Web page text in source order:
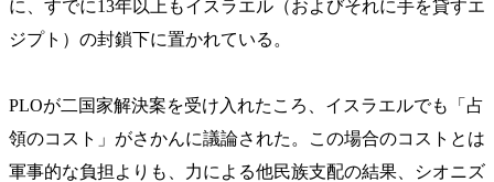
に、すでに13年以上もイスラエル（およびそれに手を貸すエ
ジプト）の封鎖下に置かれている。
PLOが二国家解決案を受け入れたころ、イスラエルでも「占
領のコスト」がさかんに議論された。この場合のコストとは
軍事的な負担よりも、力による他民族支配の結果、シオニズ